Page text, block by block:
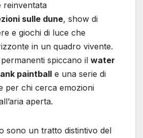
reinventata
sulle dune, show di
e giochi di luce che
in un quadro vivente.
spiccano il water
paintball e una serie di
per chi cerca emozioni
aperta.
sono un tratto distintivo del